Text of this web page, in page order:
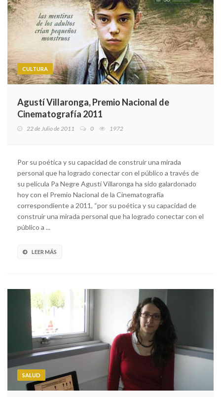
CULTURA
Agustí Villaronga, Premio Nacional de
Cinematografía 2011
22 de Julio de 2011 0 1972
Por su poética y su capacidad de construir una mirada
personal que ha logrado conectar con el público a través de
su película Pa Negre Agustí Villaronga ha sido galardonado
hoy con el Premio Nacional de la Cinematografía
correspondiente a 2011, “por su poética y su capacidad de
construir una mirada personal que ha logrado conectar con el
público a ...
LEER MÁS
SALUD